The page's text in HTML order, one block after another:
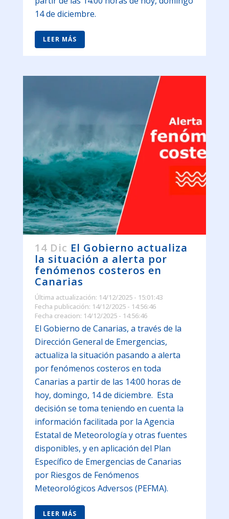
14 de diciembre.
LEER MÁS
14 Dic El Gobierno actualiza
la situación a alerta por
fenómenos costeros en
Canarias
Última actualización: 14/12/2025 - 15:01:43
Fecha publicación: 14/12/2025 - 14:56:46
Fecha creacion: 14/12/2025 - 14:56:46
El Gobierno de Canarias, a través de la
Dirección General de Emergencias,
actualiza la situación pasando a alerta
por fenómenos costeros en toda
Canarias a partir de las 14:00 horas de
hoy, domingo, 14 de diciembre. Esta
decisión se toma teniendo en cuenta la
información facilitada por la Agencia
Estatal de Meteorología y otras fuentes
disponibles, y en aplicación del Plan
Específico de Emergencias de Canarias
por Riesgos de Fenómenos
Meteorológicos Adversos (PEFMA).
LEER MÁS